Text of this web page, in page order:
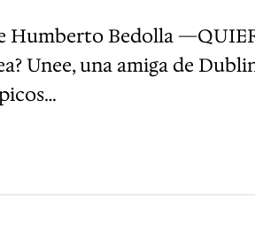
Humberto Bedolla
Unee, una amiga de